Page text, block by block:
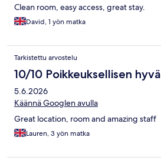
Clean room, easy access, great stay.
David, 1 yön matka
Tarkistettu arvostelu
10/10 Poikkeuksellisen hyvä
5.6.2026
Käännä Googlen avulla
Great location, room and amazing staff
Lauren, 3 yön matka